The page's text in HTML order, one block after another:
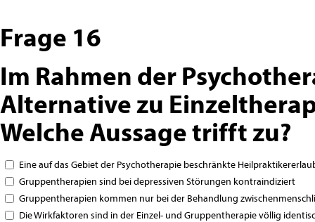
Frage 16
Im Rahmen der
Alternative zu
Welche Aussage trifft zu?
Eine auf das Gebiet der Psychotherapie beschränkte
Gruppentherapien sind bei depressiven Störungen kontraindiziert
Gruppentherapien kommen nur bei der Behandlung
Die Wirkfaktoren sind in der Einzel- und Gruppentherapie völlig